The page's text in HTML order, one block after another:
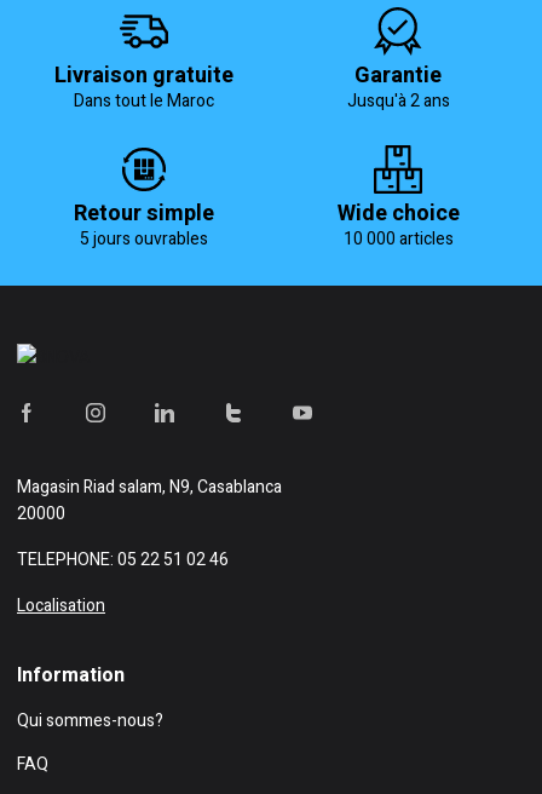
Livraison gratuite
Dans tout le Maroc
Garantie
Jusqu'à 2 ans
Retour simple
5 jours ouvrables
Wide choice
10 000 articles
MagasinRiad salam, N9, Casablanca
20000
TELEPHONE: 05 22 51 02 46
Localisation
Information
Qui sommes-nous?
FAQ